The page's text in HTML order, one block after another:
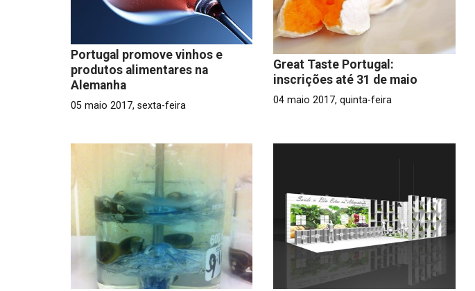
Portugal promove vinhos e
produtos alimentares na
Alemanha
05 maio 2017, sexta-feira
Great Taste Portugal:
inscrições até 31 de maio
04 maio 2017, quinta-feira